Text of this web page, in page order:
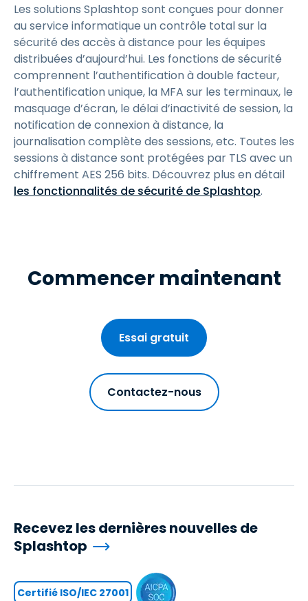
Les solutions Splashtop sont conçues pour donner
au service informatique un contrôle total sur la
sécurité des accès à distance pour les équipes
distribuées d’aujourd’hui. Les fonctions de sécurité
comprennent l’authentification à double facteur,
l’authentification unique, la MFA sur les terminaux, le
masquage d’écran, le délai d’inactivité de session, la
notification de connexion à distance, la
journalisation complète des sessions, etc. Toutes les
sessions à distance sont protégées par TLS avec un
chiffrement AES 256 bits. Découvrez plus en détail
les fonctionnalités de sécurité de Splashtop.
Commencer maintenant
Essai gratuit
Contactez-nous
Recevez les dernières nouvelles de
Splashtop
Certifié ISO/IEC 27001